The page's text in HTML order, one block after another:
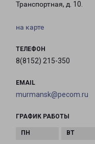
Транспортная, д. 10.
на карте
ТЕЛЕФОН
8(8152) 215-350
EMAIL
murmansk@pecom.ru
ГРАФИК РАБОТЫ